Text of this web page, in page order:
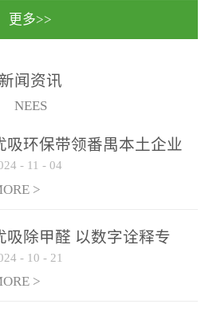
珠
国家通过设在对外开放口
（及各出入境边防检查
更多>>
新闻资讯
NEES
吸环保带领番禺本​土企业
敢破局向“新”
- 11 - 04
>
吸除甲醛 以数字诠释专
，尽显除醛品牌实力！
- 10 - 21
>